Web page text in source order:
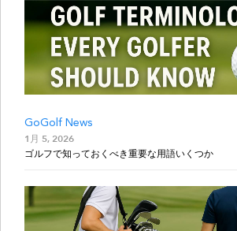
GoGolf News
1月 5, 2026
ゴルフで知っておくべき重要な用語いくつか